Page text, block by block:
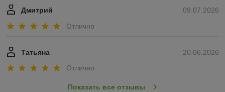
09.07.2026
Дмитрий
Отлично
20.06.2026
Татьяна
Отлично
Показать все отзывы